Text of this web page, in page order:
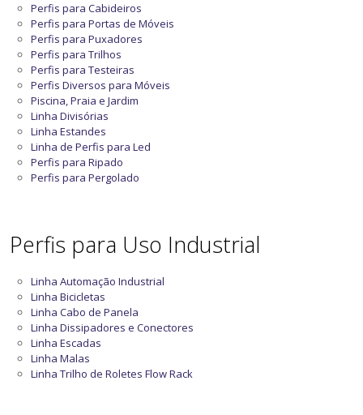
Perfis para Cabideiros
Perfis para Portas de Móveis
Perfis para Puxadores
Perfis para Trilhos
Perfis para Testeiras
Perfis Diversos para Móveis
Piscina, Praia e Jardim
Linha Divisórias
Linha Estandes
Linha de Perfis para Led
Perfis para Ripado
Perfis para Pergolado
Perfis para Uso Industrial
Linha Automação Industrial
Linha Bicicletas
Linha Cabo de Panela
Linha Dissipadores e Conectores
Linha Escadas
Linha Malas
Linha Trilho de Roletes Flow Rack